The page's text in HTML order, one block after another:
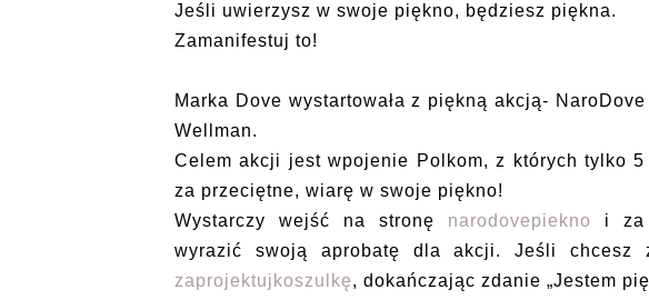
Jeśli uwierzysz w swoje piękno, będziesz piękna.
Zamanifestuj to!
Marka Dove wystartowała z piękną akcją-
Wellman.
Celem akcji jest wpojenie Polkom, z których tylko
za przeciętne, wiarę w swoje piękno!
Wystarczy wejść na stronę narodovepiekno
i za
wyrazić swoją aprobatę dla akcji. Jeśli chcesz
zaprojektujkoszulkę, dokańczając zdanie „Jestem